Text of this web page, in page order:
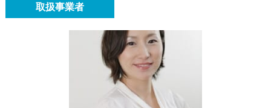
取扱事業者